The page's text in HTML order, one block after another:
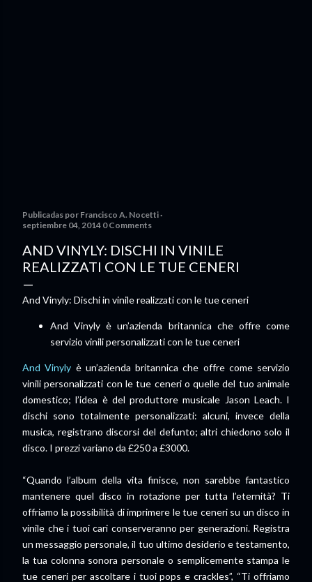
Publicadas por Francisco A. Nocetti
septiembre 04, 2014 0 Comments
AND VINYLY: DISCHI IN VINILE
REALIZZATI CON LE TUE CENERI
And Vinyly: Dischi in vinile realizzati con le tue ceneri
And Vinyly è un’azienda britannica che offre come
servizio vinili personalizzati con le tue ceneri
And Vinyly è un’azienda britannica che offre come servizio
vinili personalizzati con le tue ceneri o quelle del tuo animale
domestico; l’idea è del produttore musicale Jason Leach. I
dischi sono totalmente personalizzati: alcuni, invece della
musica, registrano discorsi del defunto; altri chiedono solo il
disco. I prezzi variano da £250 a £3000.
“Quando l’album della vita finisce, non sarebbe fantastico
mantenere quel disco in rotazione per tutta l’eternità? Ti
offriamo la possibilità di imprimere le tue ceneri su un disco in
vinile che i tuoi cari conserveranno per generazioni. Registra
un messaggio personale, il tuo ultimo desiderio e testamento,
la tua colonna sonora personale o semplicemente stampa le
tue ceneri per ascoltare i tuoi pops e crackles”, “Ti offriamo